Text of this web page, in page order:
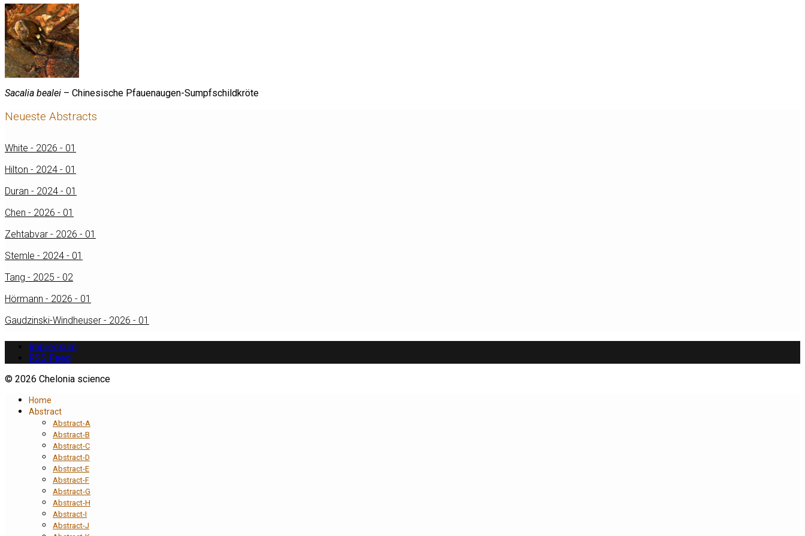
Sacalia bealei – Chinesische Pfauenaugen-Sumpfschildkröte
Neueste Abstracts
White - 2026 - 01
Hilton - 2024 - 01
Duran - 2024 - 01
Chen - 2026 - 01
Zehtabvar - 2026 - 01
Stemle - 2024 - 01
Tang - 2025 - 02
Hörmann - 2026 - 01
Gaudzinski-Windheuser - 2026 - 01
Impressum
RSS Feed
© 2026 Chelonia science
Home
Abstract
Abstract-A
Abstract-B
Abstract-C
Abstract-D
Abstract-E
Abstract-F
Abstract-G
Abstract-H
Abstract-I
Abstract-J